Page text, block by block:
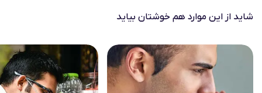
شاید از این موارد هم خوشتان بیاید